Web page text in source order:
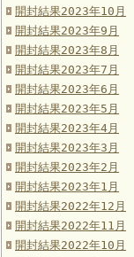
開封結果2023年10月
開封結果2023年9月
開封結果2023年8月
開封結果2023年7月
開封結果2023年6月
開封結果2023年5月
開封結果2023年4月
開封結果2023年3月
開封結果2023年2月
開封結果2023年1月
開封結果2022年12月
開封結果2022年11月
開封結果2022年10月